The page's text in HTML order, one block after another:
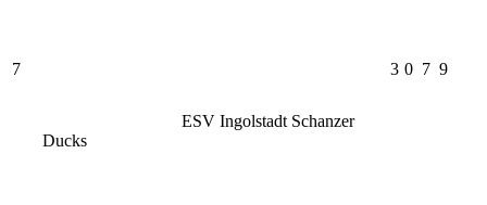
7
ESV Ingolstadt Schanzer
Ducks
3 0 7 9